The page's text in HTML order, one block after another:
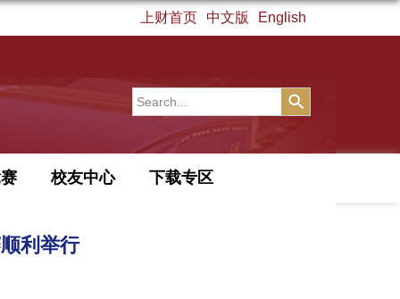
上财首页 中文版 English
校友中心 下载专区
利举行